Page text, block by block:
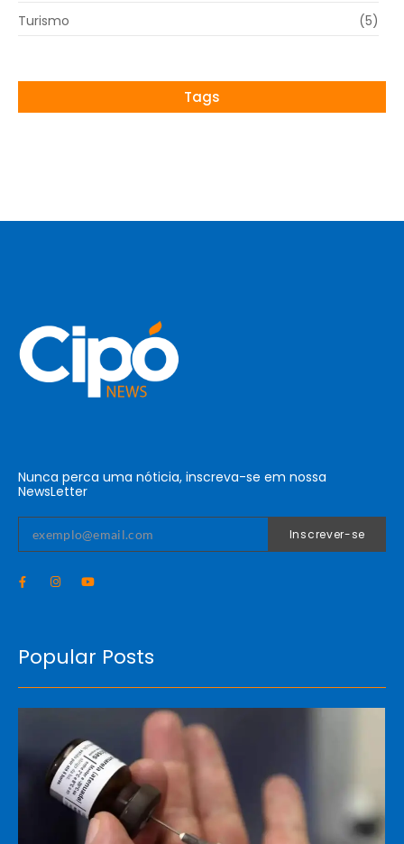
Turismo
(5)
Tags
Nunca perca uma nóticia, inscreva-se em nossa
NewsLetter
Inscrever-se
Popular Posts